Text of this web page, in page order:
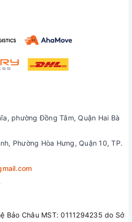
bị bàn phím có khả năng chống
trong môi trường thiếu sáng. Trải
phường Đồng Tâm, Quận Hai Bà
Phường Hòa Hưng, Quận 10, TP.
Bảo Châu MST: 0111294235 do Sở